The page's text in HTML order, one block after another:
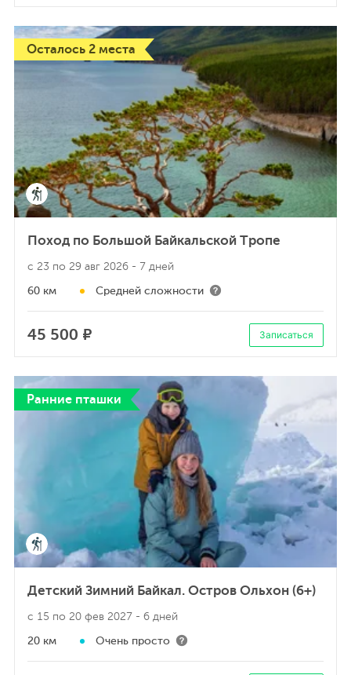
Осталось 2 места
Поход по Большой Байкальской Тропе
с 23 по 29 авг 2026 - 7 дней
60 км Средней сложности
45 500 ₽ Записаться
Ранние пташки
Детский Зимний Байкал. Остров Ольхон (6+)
с 15 по 20 фев 2027 - 6 дней
20 км Очень просто